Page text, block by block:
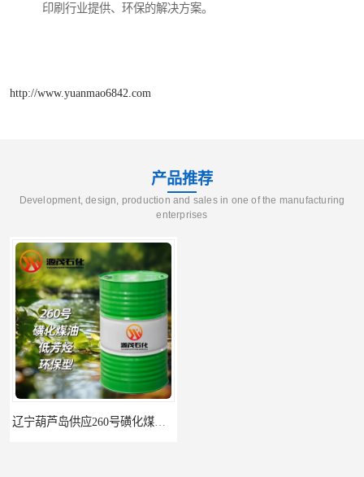
印刷行业提供、环保的解决方案。
http://www.yuanmao6842.com
产品推荐
Development, design, production and sales in one of the manufacturing
enterprises